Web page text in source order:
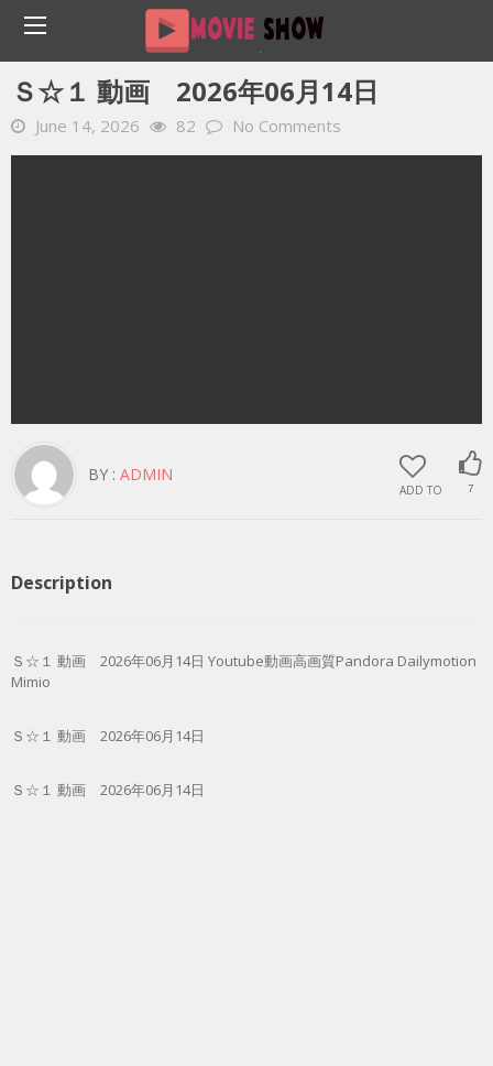
Home YOUTUBE 動画 毎日 Ｓ☆１ 動画 2026年06月14日
Ｓ☆１ 動画 2026年06月14日
June 14, 2026 82 No Comments
ADD TO 7
BY : ADMIN
Description
Ｓ☆１ 動画 2026年06月14日 Youtube動画高画質Pandora Dailymotion
Mimio
Ｓ☆１ 動画 2026年06月14日
Ｓ☆１ 動画 2026年06月14日